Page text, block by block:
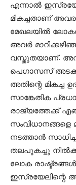
എന്നാല്‍
മികച്ചതാണ്
മേഖലയില്‍
അവര്‍
വസ്തുതയാണ്.
പെഗാസസ്
അതിന്റെ
സാങ്കേതിക
രാജ്യത്തേക്ക്
സംവിധാനങ്ങളെ
നടത്താന്‍
തലപുകച്ചു
ലോക
ഇസ്രയേലിന്റെ